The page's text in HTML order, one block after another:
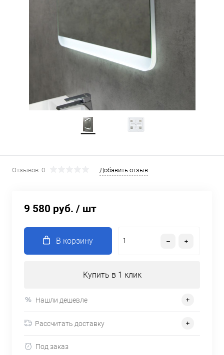
Отзывов: 0 Добавить отзыв
9 580 руб. / шт
В корзину
Купить в 1 клик
Нашли дешевле
Рассчитать доставку
Под заказ